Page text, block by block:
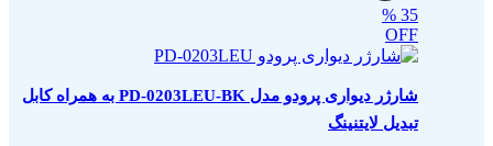
35
%
OFF
شارژر دیواری پرودو مدل PD-0203LEU-BK به همراه کابل
تبدیل لایتنینگ